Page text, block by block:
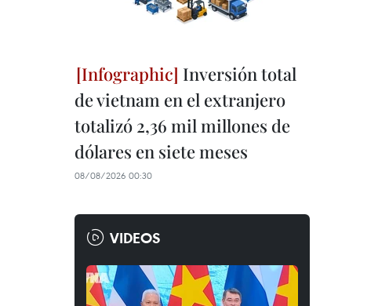
Inversión total
de vietnam en el extranjero
totalizó 2,36 mil millones de
dólares en siete meses
08/08/2026 00:30
VIDEOS